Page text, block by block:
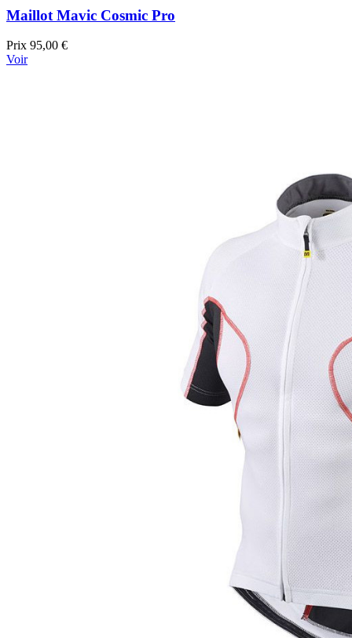
Maillot Mavic Cosmic Pro
Prix 95,00 €
Voir